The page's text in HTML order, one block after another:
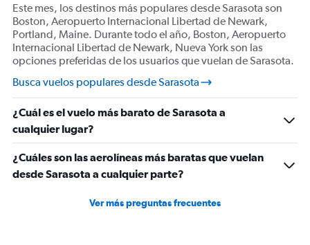
Vuelos desde St. Augustine
Este mes, los destinos más populares desde Sarasota son
Boston, Aeropuerto Internacional Libertad de Newark,
Portland, Maine. Durante todo el año, Boston, Aeropuerto
Internacional Libertad de Newark, Nueva York son las
opciones preferidas de los usuarios que vuelan de Sarasota.
Busca vuelos populares desde Sarasota
¿Cuál es el vuelo más barato de Sarasota a
cualquier lugar?
¿Cuáles son las aerolíneas más baratas que vuelan
desde Sarasota a cualquier parte?
Ver más preguntas frecuentes